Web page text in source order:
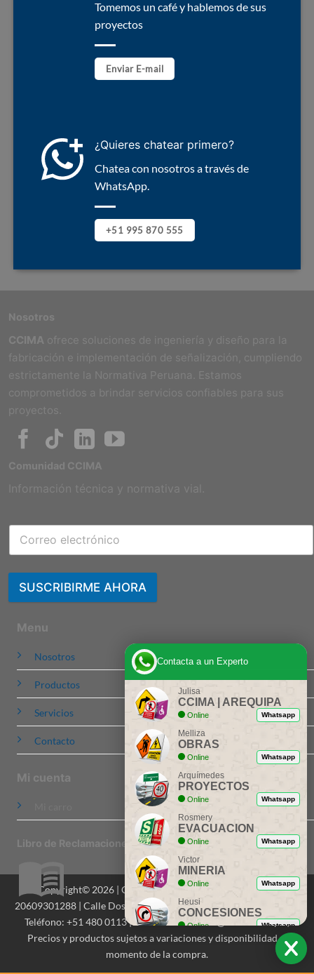
Tomemos un café y hablemos de sus
proyectos
Enviar E-mail
¿Quieres chatear primero?
Chatea con nosotros a través de
WhatsApp.
+51 995 870 555
Nosotros
CCIMA ofrece soluciones de ingeniería y diseño para la
fabricación e implementación de señalización, cumpliendo
estrictamente la Normativa Peruana. Estamos
comprometidos a brindar servicios confiables para sus
proyectos.
Menu
Nosotros
Productos
Servicios
Contacto
Mi cuenta
Libro de Reclamaciones
Comunidad CCIMA
Información técnica y normativa vial.
SUSCRIBIRME AHORA
Copyright© 2026 | CCIMA Señalizaciones S.A.C. | RUC:
20609301288 | Calle Dos de Mayo 516, Of. 201, Miraflores, Lima |
Teléfono: +51 480 0113 | Email: contactenos@ccima.com.pe |
Precios y productos sujetos a variaciones y disponibilidad al
momento de la compra.
Contacta a un Experto
Julisa
CCIMA | AREQUIPA
Online Whatsapp
Melliza
OBRAS
Online Whatsapp
Arquímedes
PROYECTOS
Online Whatsapp
Rosmery
EVACUACION
Online Whatsapp
Victor
MINERIA
Online Whatsapp
Heusi
CONCESIONES
Online Whatsapp
Ing. Dionicio
ASESORIA